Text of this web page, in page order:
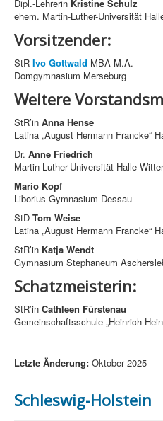
Dipl.-Lehrerin Kristine Schulz
ehem. Martin-Luther-Universität
Vorsitzender:
StR Ivo Gottwald MBA M.A.
Domgymnasium Merseburg
Weitere
StR’in Anna Hense
Latina „August Hermann Francke“
Dr. Anne Friedrich
Martin-Luther-Universität Halle-
Mario Kopf
Liborius-Gymnasium Dessau
StD Tom Weise
Latina „August Hermann Francke“
StR’in Katja Wendt
Gymnasium Stephaneum
Schatzmeisterin:
StR’in Cathleen Fürstenau
Gemeinschaftsschule „Heinrich
Letzte Änderung: Oktober 2025
Schleswig-Holstein